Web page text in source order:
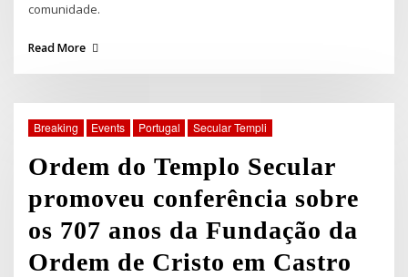
comunidade.
Read More
Breaking Events Portugal Secular Templi
Ordem do Templo Secular
promoveu conferência sobre
os 707 anos da Fundação da
Ordem de Cristo em Castro